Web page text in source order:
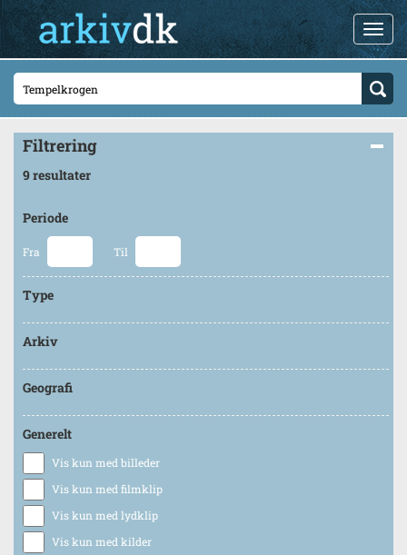
Filtrering
9 resultater
Periode
Fra Til
Type
Arkiv
Geografi
Generelt
Vis kun med billeder
Vis kun med filmklip
Vis kun med lydklip
Vis kun med kilder